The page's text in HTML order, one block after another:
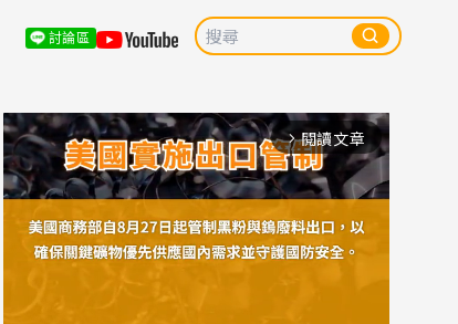
討論區
arrow_forward_ios 閱讀文章